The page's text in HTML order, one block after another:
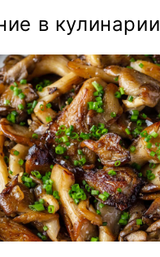
в кулинарии